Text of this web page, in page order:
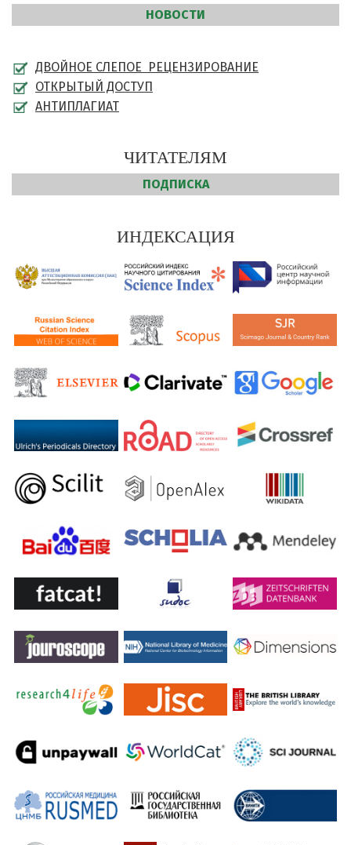
НОВОСТИ
ДВОЙНОЕ СЛЕПОЕ РЕЦЕНЗИРОВАНИЕ
ОТКРЫТЫЙ ДОСТУП
АНТИПЛАГИАТ
ЧИТАТЕЛЯМ
ПОДПИСКА
ИНДЕКСАЦИЯ